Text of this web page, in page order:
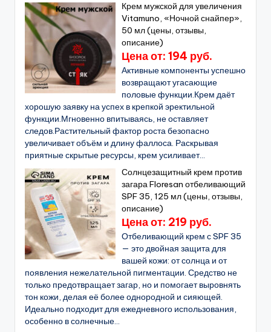
Крем мужской для увеличения
Vitamuno, «Ночной снайпер»,
50 мл (цены, отзывы,
описание)
Цена от: 194 руб.
Активные компоненты успешно
возвращают угасающие
половые функции.Крем даёт
хорошую заявку на успех в крепкой эректильной
функции.Мгновенно впитываясь, не оставляет
следов.Растительный фактор роста безопасно
увеличивает объём и длину фаллоса. Раскрывая
приятные скрытые ресурсы, крем усиливает...
Солнцезащитный крем против
загара Floresan отбеливающий
SPF 35, 125 мл (цены, отзывы,
описание)
Цена от: 219 руб.
Отбеливающий крем с SPF 35
— это двойная защита для
вашей кожи: от солнца и от
появления нежелательной пигментации. Средство не
только предотвращает загар, но и помогает выровнять
тон кожи, делая её более однородной и сияющей.
Идеально подходит для ежедневного использования,
особенно в солнечные...